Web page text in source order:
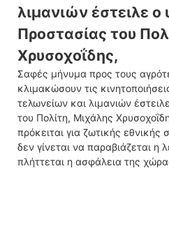
λιμανιών έστειλε ο
Προστασίας του
Χρυσοχοΐδης,
Σαφές μήνυμα προς τους
κλιμακώσουν τις
τελωνείων και λιμανιών
του Πολίτη, Μιχάλης
πρόκειται για ζωτικής
δεν γίνεται να παραβιάζεται η
πλήττεται η ασφάλεια της